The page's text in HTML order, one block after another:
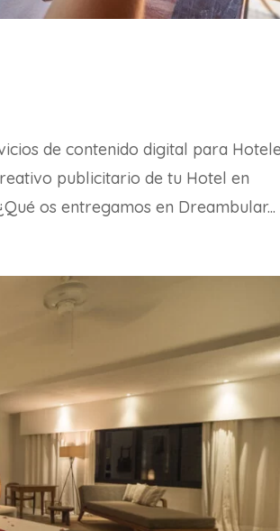
de contenido digital para
publicitario de tu Hotel en
os entregamos en Dreambular...